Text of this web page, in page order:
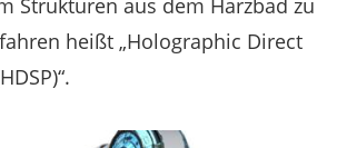
Strukturen aus dem Harzbad zu
heißt „Holographic Direct